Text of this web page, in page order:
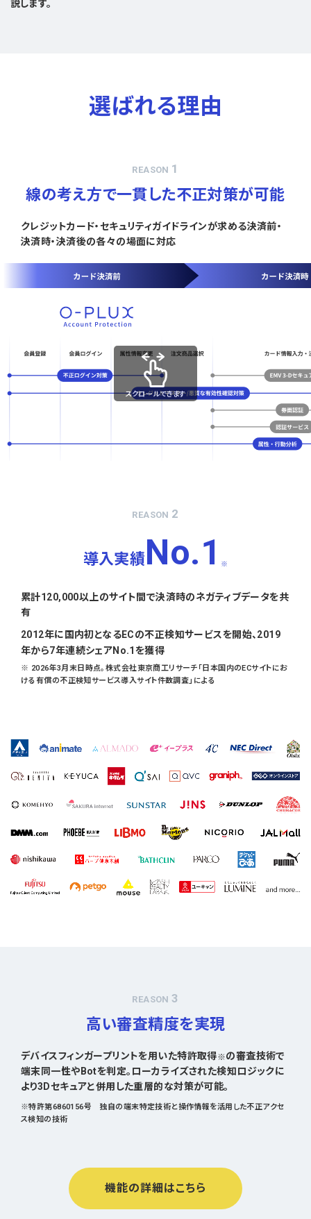
説します。
選ばれる理由
REASON 1
線の考え方で一貫した不正対策が可能
クレジットカード・セキュリティガイドラインが求める決済前・
決済時・決済後の各々の場面に対応
スクロールできます
REASON 2
導入実績No.1 ※
累計120,000以上のサイト間で決済時のネガティブデータを共
有
2012年に国内初となるECの不正検知サービスを開始、2019
年から7年連続シェアNo.1を獲得
※ 2026年3月末日時点。株式会社東京商工リサーチ「日本国内のECサイトにお
ける有償の不正検知サービス導入サイト件数調査」による
REASON3
高い審査精度を実現
デバイスフィンガープリントを用いた特許取得※の審査技術で
端末同一性やBotを判定。ローカライズされた検知ロジックに
より3Dセキュアと併用した重層的な対策が可能。
※特許第6860156号 独自の端末特定技術と操作情報を活用した不正アクセ
ス検知の技術
機能の詳細はこちら